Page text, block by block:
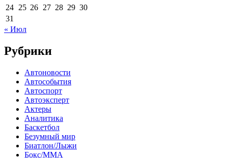
24 25 26 27 28 29 30
31
« Июл
Рубрики
Автоновости
Автособытия
Автоспорт
Автоэксперт
Актеры
Аналитика
Баскетбол
Безумный мир
Биатлон/Лыжи
Бокс/MMA